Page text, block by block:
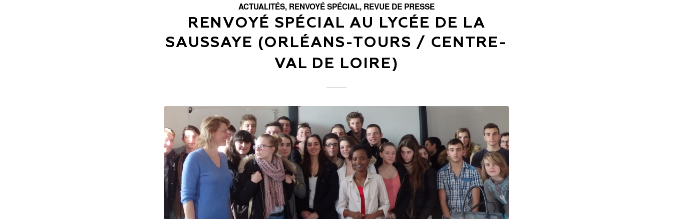
ACTUALITÉS, RENVOYÉ SPÉCIAL, REVUE DE PRESSE
RENVOYÉ SPÉCIAL AU LYCÉE DE LA
SAUSSAYE (ORLÉANS-TOURS / CENTRE-
VAL DE LOIRE)